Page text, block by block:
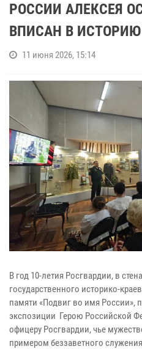
РОССИИ АЛЕКСЕЯ
ВПИСАН В
11 июня 2026, 15:14
В год 10-летия Росгвардии, в
государственного историко-
памяти «Подвиг во имя
экспозиции Герою Российской
офицеру Росгвардии, чье
примером беззаветного